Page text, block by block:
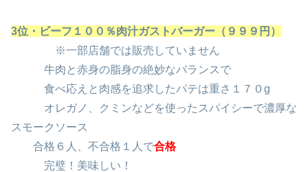
3位・ビーフ１００％肉汁ガストバーガー（９９９円）
※一部店舗では販売していません
牛肉と赤身の脂身の絶妙なバランスで
食べ応えと肉感を追求したパテは重さ１７０g
オレガノ、クミンなどを使ったスパイシーで濃厚な
スモークソース
合格６人、不合格１人で合格
完璧！美味しい！